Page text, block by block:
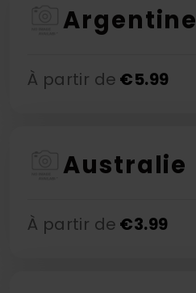
Argentine
À partir de €5.99
Australie
À partir de €3.99